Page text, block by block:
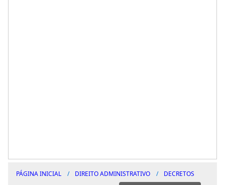
PÁGINA INICIAL DIREITO ADMINISTRATIVO
DECRETOS